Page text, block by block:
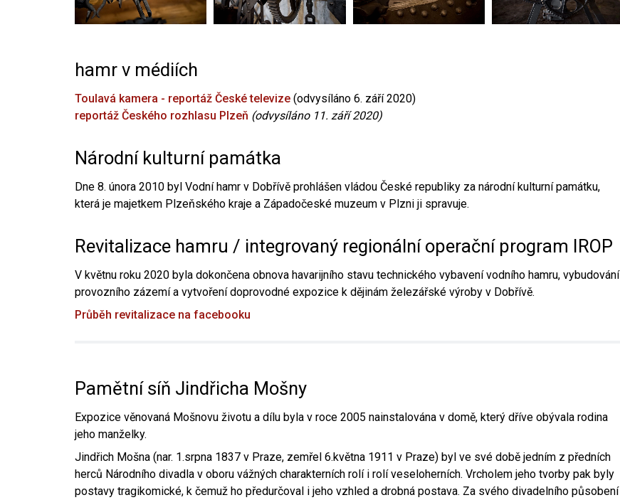
hamr v médiích
Toulavá kamera - reportáž České televize (odvysíláno 6. září 2020)
reportáž Českého rozhlasu Plzeň (odvysíláno 11. září 2020)
Národní kulturní památka
Dne 8. února 2010 byl Vodní hamr v Dobřívě prohlášen vládou České republiky za národní kulturní památku,
která je majetkem Plzeňského kraje a Západočeské muzeum v Plzni ji spravuje.
Revitalizace hamru / integrovaný regionální operační program IROP
V květnu roku 2020 byla dokončena obnova havarijního stavu technického vybavení vodního hamru, vybudování
provozního zázemí a vytvoření doprovodné expozice k dějinám železářské výroby v Dobřívě.
Průběh revitalizace na facebooku
Pamětní síň Jindřicha Mošny
Expozice věnovaná Mošnovu životu a dílu byla v roce 2005 nainstalována v domě, který dříve obývala rodina
jeho manželky.
Jindřich Mošna (nar. 1.srpna 1837 v Praze, zemřel 6.května 1911 v Praze) byl ve své době jedním z předních
herců Národního divadla v oboru vážných charakterních rolí i rolí veseloherních. Vrcholem jeho tvorby pak byly
postavy tragikomické, k čemuž ho předurčoval i jeho vzhled a drobná postava. Za svého divadelního působení